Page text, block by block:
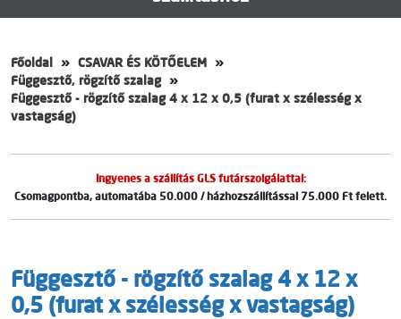
Főoldal
CSAVAR ÉS KÖTŐELEM
Függesztő, rögzítő szalag
Függesztő - rögzítő szalag 4 x 12 x 0,5 (furat x szélesség x
vastagság)
Ingyenes a szállítás GLS futárszolgálattal:
Csomagpontba, automatába 50.000 / házhozszállítással 75.000 Ft felett.
Függesztő - rögzítő szalag 4 x 12 x
0,5 (furat x szélesség x vastagság)